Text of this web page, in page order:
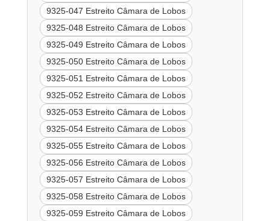
9325-047 Estreito Câmara de Lobos
9325-048 Estreito Câmara de Lobos
9325-049 Estreito Câmara de Lobos
9325-050 Estreito Câmara de Lobos
9325-051 Estreito Câmara de Lobos
9325-052 Estreito Câmara de Lobos
9325-053 Estreito Câmara de Lobos
9325-054 Estreito Câmara de Lobos
9325-055 Estreito Câmara de Lobos
9325-056 Estreito Câmara de Lobos
9325-057 Estreito Câmara de Lobos
9325-058 Estreito Câmara de Lobos
9325-059 Estreito Câmara de Lobos